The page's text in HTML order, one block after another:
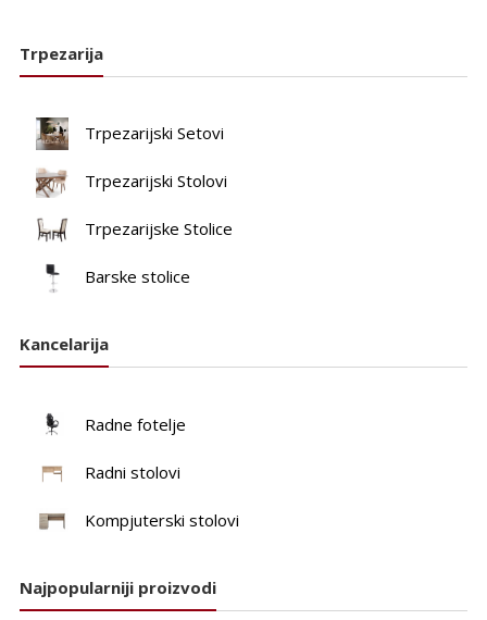
Trpezarija
Trpezarijski Setovi
Trpezarijski Stolovi
Trpezarijske Stolice
Barske stolice
Kancelarija
Radne fotelje
Radni stolovi
Kompjuterski stolovi
Najpopularniji proizvodi